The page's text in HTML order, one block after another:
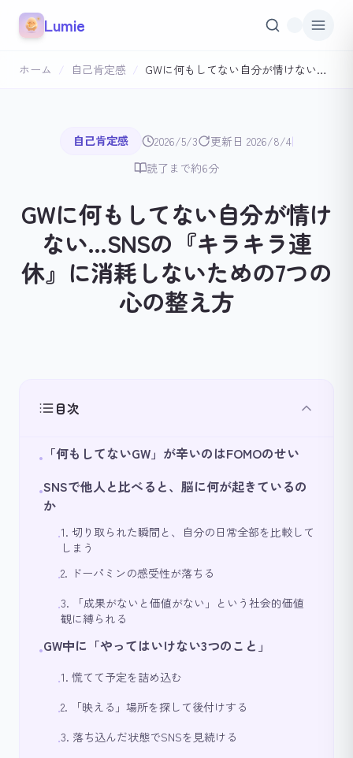
本文へスキップ
Lumie
ホーム / 自己肯定感 / GWに何もしてない自分が情けない…SNSの『キラキラ連休』に消耗しないための7つの心の整え方
自己肯定感 2026/5/3 更新日 2026/8/4|
読了まで約6分
GWに何もしてない自分が情け
ない…SNSの『キラキラ連
休』に消耗しないための7つの
心の整え方
目次
• 「何もしてないGW」が辛いのはFOMOのせい
•SNSで他人と比べると、脳に何が起きているの
か
•1. 切り取られた瞬間と、自分の日常全部を比較して
しまう
•2. ドーパミンの感受性が落ちる
•3. 「成果がないと価値がない」という社会的価値
観に縛られる
•GW中に「やってはいけない3つのこと」
•1. 慌てて予定を詰め込む
•2. 「映える」場所を探して後付けする
•3. 落ち込んだ状態でSNSを見続ける